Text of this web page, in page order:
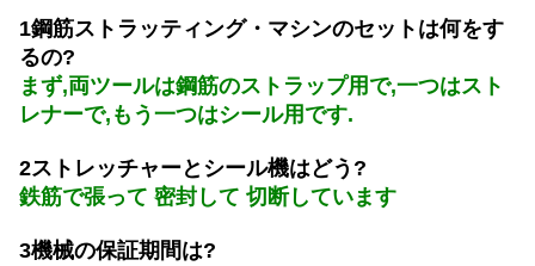
1鋼筋ストラッティング・マシンのセットは何をす
るの?
まず,両ツールは鋼筋のストラップ用で,一つはスト
レナーで,もう一つはシール用です.
2ストレッチャーとシール機はどう?
鉄筋で張って 密封して 切断しています
3機械の保証期間は?